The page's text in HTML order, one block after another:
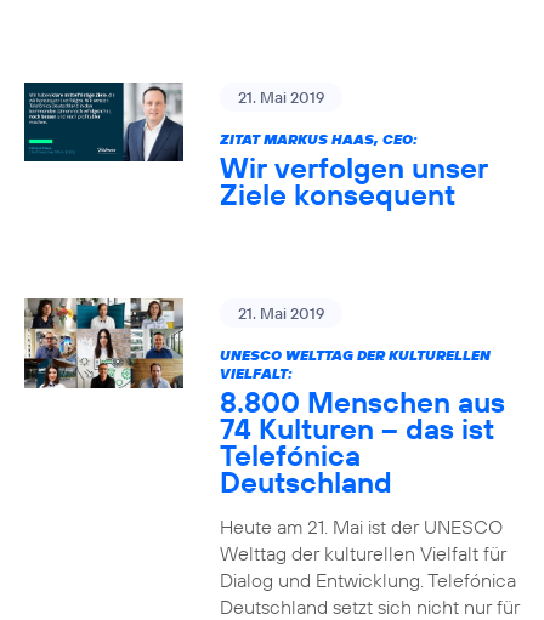
21. Mai 2019
ZITAT MARKUS HAAS, CEO:
Wir verfolgen unser
Ziele konsequent
21. Mai 2019
UNESCO WELTTAG DER KULTURELLEN
VIELFALT:
8.800 Menschen aus
74 Kulturen – das ist
Telefónica
Deutschland
Heute am 21. Mai ist der UNESCO
Welttag der kulturellen Vielfalt für
Dialog und Entwicklung. Telefónica
Deutschland setzt sich nicht nur für